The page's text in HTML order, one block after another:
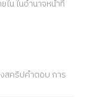
น ในอำนาจหน้าที่
สคริปคำตอบ การ